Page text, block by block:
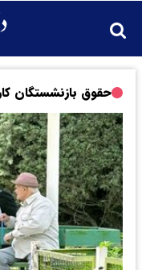
حقوق بازنشستگان